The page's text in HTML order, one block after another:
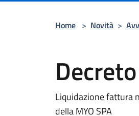
Home > Novità >
Liquidazione
della MYO SPA